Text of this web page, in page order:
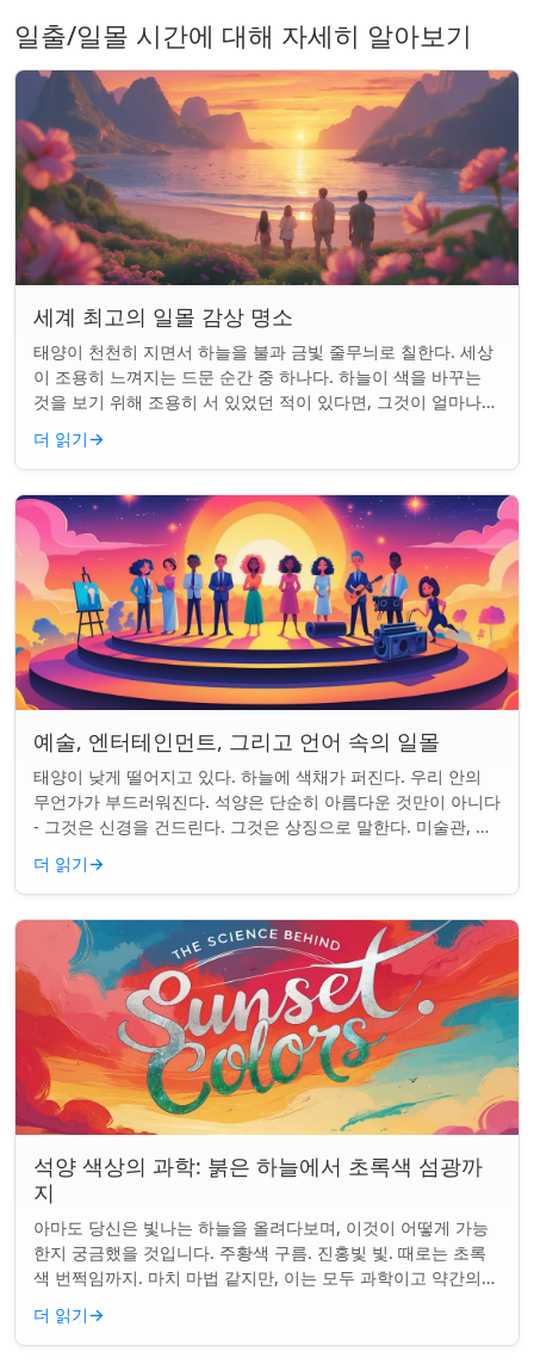
일출/일몰 시간에 대해 자세히 알아보기
세계 최고의 일몰 감상 명소
태양이 천천히 지면서 하늘을 불과 금빛 줄무늬로 칠한다. 세상
이 조용히 느껴지는 드문 순간 중 하나다. 하늘이 색을 바꾸는
것을 보기 위해 조용히 서 있었던 적이 있다면, 그것이 얼마나
마법 같은 일인지 알 것이다....
더 읽기→
예술, 엔터테인먼트, 그리고 언어 속의 일몰
태양이 낮게 떨어지고 있다. 하늘에 색채가 퍼진다. 우리 안의
무언가가 부드러워진다. 석양은 단순히 아름다운 것만이 아니다
- 그것은 신경을 건드린다. 그것은 상징으로 말한다. 미술관, 화
면, 그리고 우리가 말하는 ...
더 읽기→
석양 색상의 과학: 붉은 하늘에서 초록색 섬광까
지
아마도 당신은 빛나는 하늘을 올려다보며, 이것이 어떻게 가능
한지 궁금했을 것입니다. 주황색 구름. 진홍빛 빛. 때로는 초록
색 번쩍임까지. 마치 마법 같지만, 이는 모두 과학이고 약간의
타이밍의 문제입니다. 태양은 지...
더 읽기→